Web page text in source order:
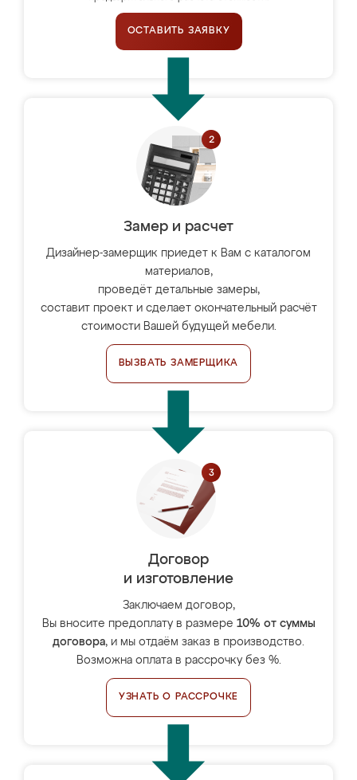
ОСТАВИТЬ ЗАЯВКУ
Замер и расчет
Дизайнер-замерщик приедет к Вам с каталогом
материалов,
проведёт детальные замеры,
составит проект и сделает окончательный расчёт
стоимости Вашей будущей мебели.
ВЫЗВАТЬ ЗАМЕРЩИКА
Договор
и изготовление
Заключаем договор,
Вы вносите предоплату в размере 10% от суммы
договора, и мы отдаём заказ в производство.
Возможна оплата в рассрочку без %.
УЗНАТЬ О РАССРОЧКЕ